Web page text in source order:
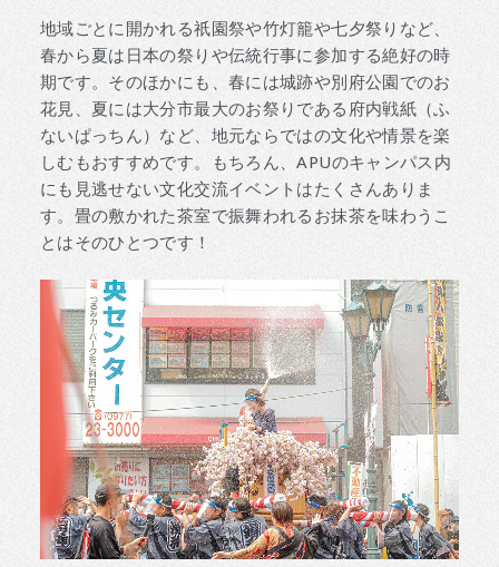
地域ごとに開かれる祇園祭や竹灯籠や七夕祭りなど、
春から夏は日本の祭りや伝統行事に参加する絶好の時
期です。そのほかにも、春には城跡や別府公園でのお
花見、夏には大分市最大のお祭りである府内戦紙（ふ
ないぱっちん）など、地元ならではの文化や情景を楽
しむもおすすめです。もちろん、APUのキャンパス内
にも見逃せない文化交流イベントはたくさんありま
す。畳の敷かれた茶室で振舞われるお抹茶を味わうこ
とはそのひとつです！